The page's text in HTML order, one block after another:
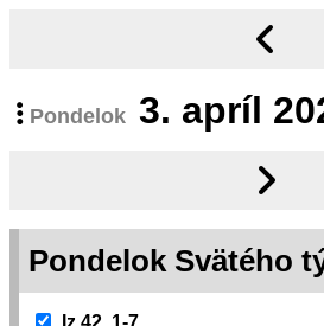
Pondelok 3. apríl
Pondelok Svätého
Iz 42, 1-7